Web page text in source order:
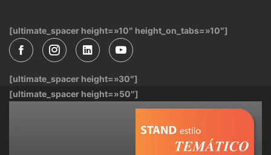
[ultimate_spacer height=»10″ height_on_tabs=»10″]
[ultimate_spacer height=»30″]
[ultimate_spacer height=»50″]